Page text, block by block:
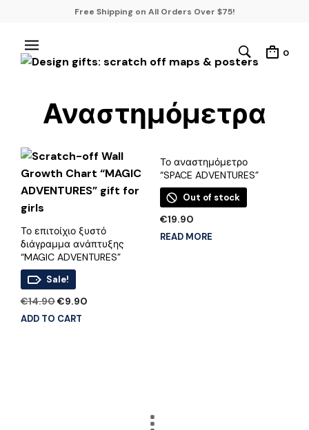
Free Shipping on All Orders Over $75!
0
Αναστημόμετρα
Το επιτοίχιο ξυστό
διάγραμμα ανάπτυξης
“MAGIC ADVENTURES”
Sale!
€14.90Original
price
€9.90
ADD TO CART
Το αναστημόμετρο
“SPACE ADVENTURES”
Out of stock
€19.90
READ MORE